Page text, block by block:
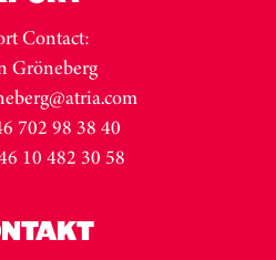
Contact:
Gröneberg
702 98 38 40
10 482 30 58